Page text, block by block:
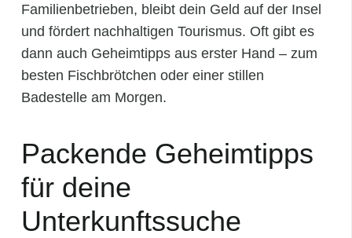
Familienbetrieben, bleibt dein Geld auf der Insel
und fördert nachhaltigen Tourismus. Oft gibt es
dann auch Geheimtipps aus erster Hand – zum
besten Fischbrötchen oder einer stillen
Badestelle am Morgen.
Packende Geheimtipps
für deine
Unterkunftssuche